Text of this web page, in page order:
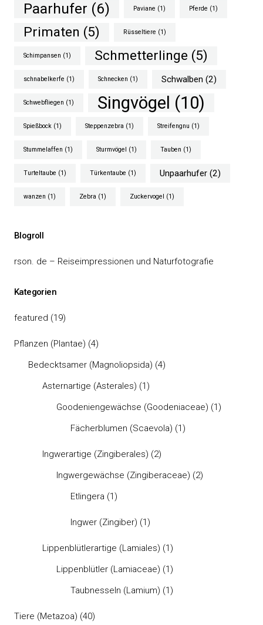
Paarhufer (6) Paviane (1) Pferde (1)
Primaten (5) Rüsseltiere (1)
Schimpansen (1) Schmetterlinge (5)
schnabelkerfe (1) Schnecken (1) Schwalben (2)
Schwebfliegen (1) Singvögel (10)
Spießbock (1) Steppenzebra (1) Streifengnu (1)
Stummelaffen (1) Sturmvögel (1) Tauben (1)
Turteltaube (1) Türkentaube (1) Unpaarhufer (2)
wanzen (1) Zebra (1) Zuckervogel (1)
Blogroll
rson. de – Reiseimpressionen und Naturfotografie
Kategorien
featured (19)
Pflanzen (Plantae) (4)
Bedecktsamer (Magnoliopsida) (4)
Asternartige (Asterales) (1)
Goodeniengewächse (Goodeniaceae) (1)
Fächerblumen (Scaevola) (1)
Ingwerartige (Zingiberales) (2)
Ingwergewächse (Zingiberaceae) (2)
Etlingera (1)
Ingwer (Zingiber) (1)
Lippenblütlerartige (Lamiales) (1)
Lippenblütler (Lamiaceae) (1)
Taubnesseln (Lamium) (1)
Tiere (Metazoa) (40)